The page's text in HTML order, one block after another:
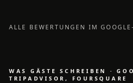
ALLE BEWERTUNGEN IM
WAS GÄSTE SCHREIBEN ·
TRIPADVISOR, FOURSQUARE